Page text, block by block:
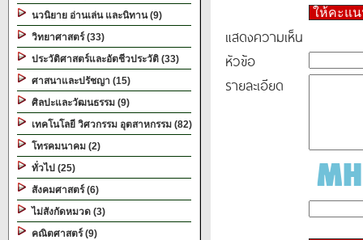
นวนิยาย อ่านเล่น และนิทาน (9)
วิทยาศาสตร์ (33)
ประวัติศาสตร์และอัตชีวประวัติ (33)
ศาสนาและปรัชญา (15)
ศิลปะและวัฒนธรรม (9)
เทคโนโลยี วิศวกรรม อุตสาหกรรม (82)
โทรคมนาคม (2)
ทั่วไป (25)
สังคมศาสตร์ (6)
ไม่สังกัดหมวด (3)
คณิตศาสตร์ (9)
ให้คะแ
แสดงความเห็น
หัวข้อ
รายละเอียด